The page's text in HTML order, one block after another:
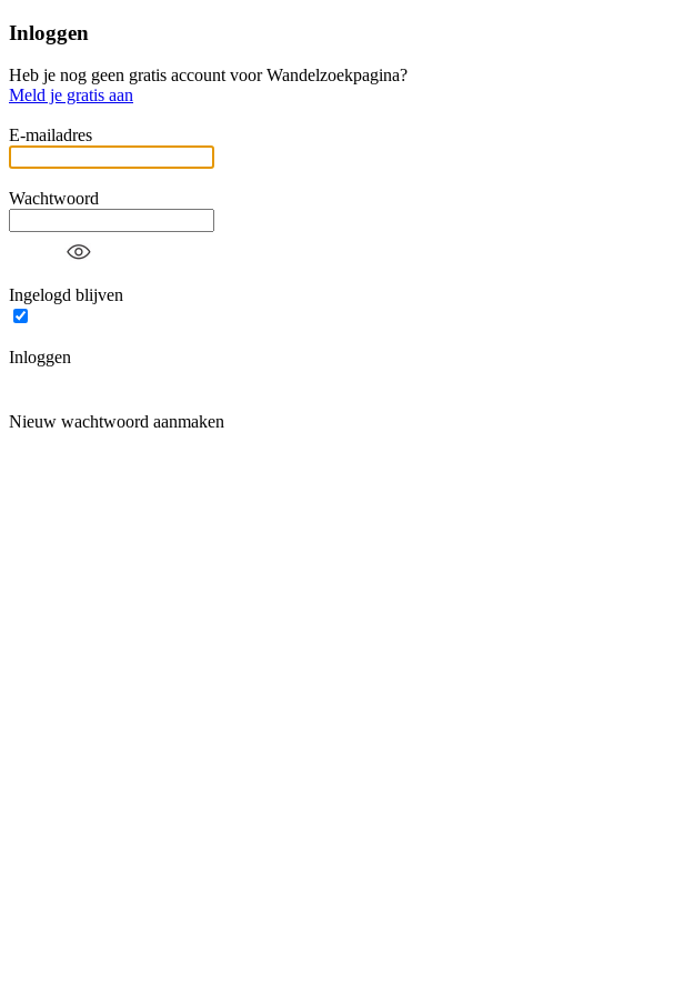
Inloggen
Heb je nog geen gratis account voor Wandelzoekpagina?
Meld je gratis aan
E-mailadres
Wachtwoord
Ingelogd blijven
Inloggen
Nieuw wachtwoord aanmaken